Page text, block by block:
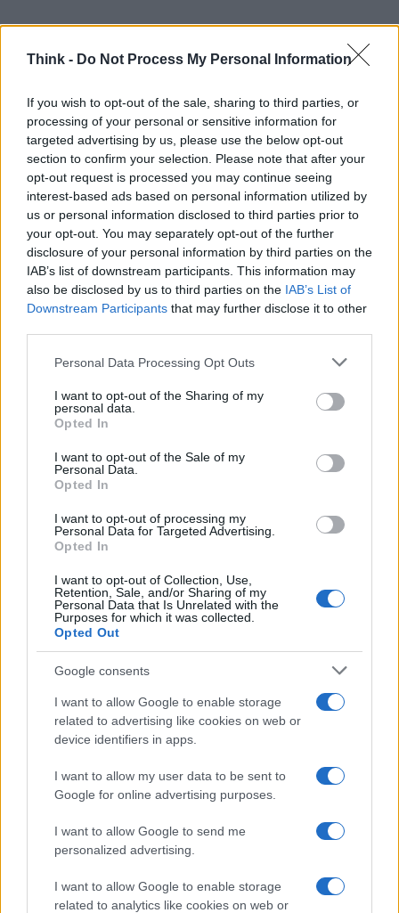
Think - Do Not Process My Personal Information
If you wish to opt-out of the sale, sharing to third parties, or
processing of your personal or sensitive information for
targeted advertising by us, please use the below opt-out
section to confirm your selection. Please note that after your
opt-out request is processed you may continue seeing
interest-based ads based on personal information utilized by
us or personal information disclosed to third parties prior to
your opt-out. You may separately opt-out of the further
disclosure of your personal information by third parties on the
IAB’s list of downstream participants. This information may
also be disclosed by us to third parties on the IAB’s List of
Downstream Participants that may further disclose it to other
Please note that this website/app uses one or more Google
not limited to your visit or usage behaviour. You may click to
grant or deny consent to Google and its third-party tags to
use your data for below specified purposes in below Google
consent section.
Personal Data Processing Opt Outs
I want to opt-out of the Sharing of my
personal data.
Opted In
I want to opt-out of the Sale of my
Personal Data.
Opted In
I want to opt-out of processing my
Personal Data for Targeted Advertising.
Opted In
I want to opt-out of Collection, Use,
Retention, Sale, and/or Sharing of my
Personal Data that Is Unrelated with the
Purposes for which it was collected.
Opted Out
Google consents
I want to allow Google to enable storage
related to advertising like cookies on web or
device identifiers in apps.
I want to allow my user data to be sent to
Google for online advertising purposes.
I want to allow Google to send me
personalized advertising.
I want to allow Google to enable storage
related to analytics like cookies on web or
AUTORE
Staff
FUTURE